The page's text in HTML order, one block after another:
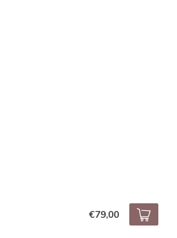
€79,00